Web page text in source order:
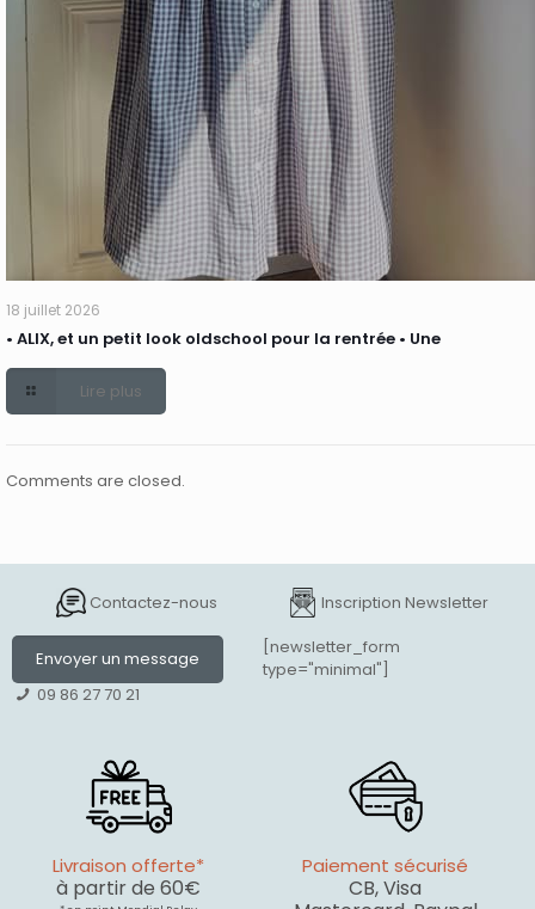
18 juillet 2026
• ALIX, et un petit look oldschool pour la rentrée • Une
Lire plus
Comments are closed.
Contactez-nous
Envoyer un message
09 86 27 70 21
Inscription Newsletter
[newsletter_form
type="minimal"]
Livraison offerte*
à partir de 60€
Paiement sécurisé
CB, Visa